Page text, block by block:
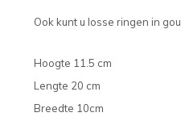
Ook kunt u losse ringen in
Hoogte 11.5 cm
Lengte 20 cm
Breedte 10cm